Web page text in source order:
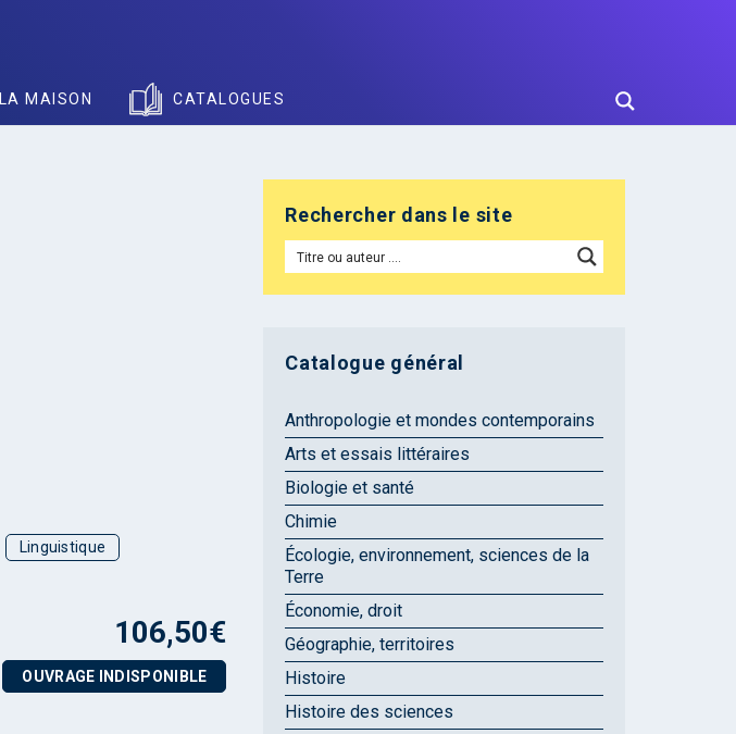
LA MAISON CATALOGUES
Linguistique
106,50€
OUVRAGE INDISPONIBLE
Rechercher dans le site
Catalogue général
Anthropologie et mondes contemporains
Arts et essais littéraires
Biologie et santé
Chimie
Écologie, environnement, sciences de la
Terre
Économie, droit
Géographie, territoires
Histoire
Histoire des sciences